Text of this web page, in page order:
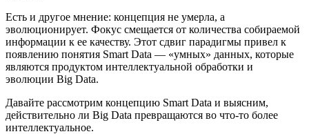
Есть и другое мнение: концепция не умерла, а
эволюционирует. Фокус смещается от количества собираемой
информации к ее качеству. Этот сдвиг парадигмы привел к
появлению понятия Smart Data — «умных» данных, которые
являются продуктом интеллектуальной обработки и
эволюции Big Data.
Давайте рассмотрим концепцию Smart Data и выясним,
действительно ли Big Data превращаются во что-то более
интеллектуальное.